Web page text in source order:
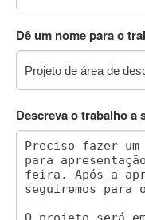
Dê um nome para o
Descreva o trabalho a